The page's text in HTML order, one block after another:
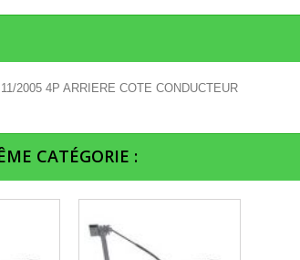
2005 4P ARRIERE COTE CONDUCTEUR
CATÉGORIE :